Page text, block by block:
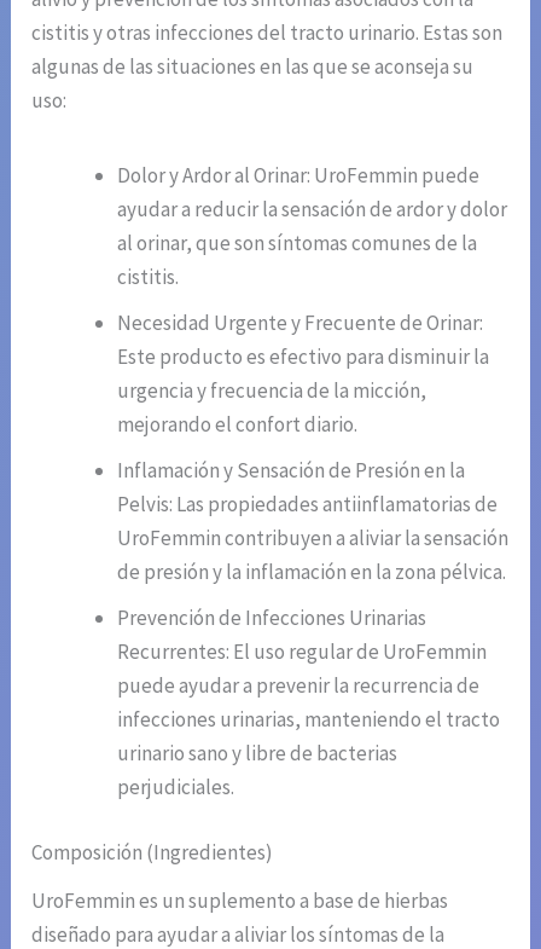
cistitis y otras infecciones del tracto urinario. Estas son
algunas de las situaciones en las que se aconseja su
uso:
Dolor y Ardor al Orinar: UroFemmin puede
ayudar a reducir la sensación de ardor y dolor
al orinar, que son síntomas comunes de la
cistitis.
Necesidad Urgente y Frecuente de Orinar:
Este producto es efectivo para disminuir la
urgencia y frecuencia de la micción,
mejorando el confort diario.
Inflamación y Sensación de Presión en la
Pelvis: Las propiedades antiinflamatorias de
UroFemmin contribuyen a aliviar la sensación
de presión y la inflamación en la zona pélvica.
Prevención de Infecciones Urinarias
Recurrentes: El uso regular de UroFemmin
puede ayudar a prevenir la recurrencia de
infecciones urinarias, manteniendo el tracto
urinario sano y libre de bacterias
perjudiciales.
Composición (Ingredientes)
UroFemmin es un suplemento a base de hierbas
diseñado para ayudar a aliviar los síntomas de la